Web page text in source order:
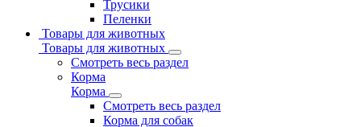
Трусики
Пеленки
Товары для животных
Товары для животных
Смотреть весь раздел
Корма
Корма
Смотреть весь раздел
Корма для собак